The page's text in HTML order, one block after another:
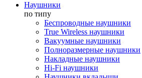
Наушники
по типу
Беспроводные наушники
True Wireless наушники
Вакуумные наушники
Полноразмерные наушники
Накладные наушники
Hi-Fi наушники